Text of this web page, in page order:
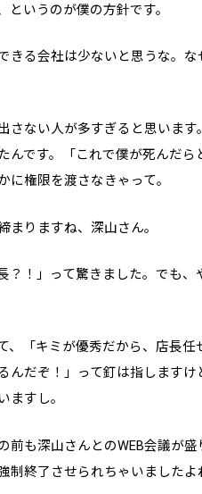
いうのが僕の方針です。
きる会社は少ないと思うな。
さない人が多すぎると思いま
んです。「これで僕が死んだら
権限を渡さなきゃって。
まりますね、深山さん。
？！」って驚きました。でも、
、「キミが優秀だから、店長
んだぞ！」って釘は指しますけ
ますし。
前も深山さんとのWEB会議が
制終了させられちゃいましたよ